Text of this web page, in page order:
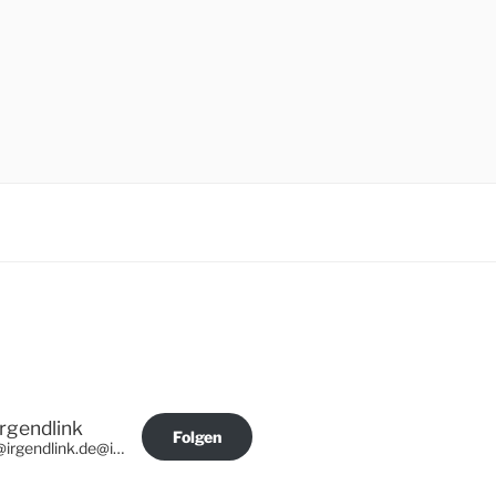
@irgendlink.de@irgendlink.de
Folgen